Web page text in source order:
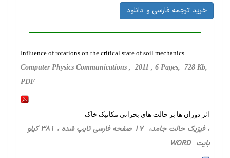
خرید ترجمه فارسی و دانلود
Influence of rotations on the critical state of soil mechanics
Computer Physics Communications , 2011 , 6 Pages, 728 Kb,
PDF
اثر دوران ها بر حالت های بحرانی مکانیک خاک
، فیزیک حالت‌ جامد، 17 صفحه فارسی تایپ شده ، 381 کیلو
بایت WORD